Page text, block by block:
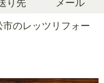
り先 メール
のレッツリフォー